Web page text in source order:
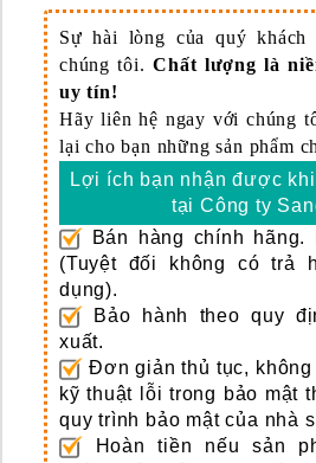
Sự hài lòng của quý
chúng tôi.Chất lượng là
uy tín!
Hãy liên hệ ngay với chúng
lại cho bạn những sản phẩm
Lợi ích bạn nhận được
tại Công ty
Bán hàng chính hãng.
(Tuyệt đối không có trả
dụng).
Bảo hành theo quy
xuất.
Đơn giản thủ tục,
kỹ thuật lỗi trong bảo mật
quy trình bảo mật của nhà
Hoàn tiền nếu sản